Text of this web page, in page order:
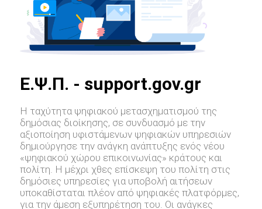
E.Ψ.Π. - support.gov.gr
Η ταχύτητα ψηφιακού μετασχηματισμού της
δημόσιας διοίκησης, σε συνδυασμό με την
αξιοποίηση υφιστάμενων ψηφιακών υπηρεσιών
δημιούργησε την ανάγκη ανάπτυξης ενός νέου
«ψηφιακού χώρου επικοινωνίας» κράτους και
πολίτη. Η μέχρι χθες επίσκεψη του πολίτη στις
δημόσιες υπηρεσίες για υποβολή αιτήσεων
υποκαθίσταται πλέον από ψηφιακές πλατφόρμες,
για την άμεση εξυπηρέτηση του. Οι ανάγκες